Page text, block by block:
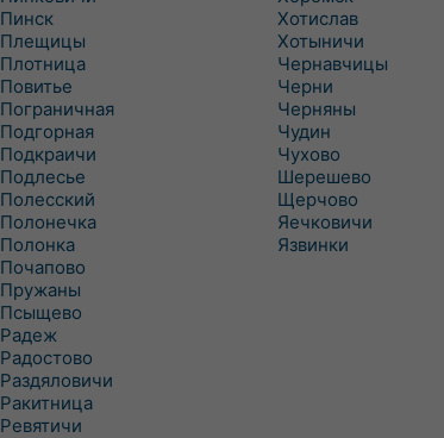
Пинск
Плещицы
Плотница
Повитье
Пограничная
Подгорная
Подкраичи
Подлесье
Полесский
Полонечка
Полонка
Почапово
Пружаны
Псыщево
Радеж
Радостово
Раздяловичи
Ракитница
Ревятичи
Хотислав
Хотыничи
Чернавчицы
Черни
Черняны
Чудин
Чухово
Шерешево
Щерчово
Яечковичи
Язвинки